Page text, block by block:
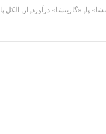
پا «گارینشا» درآورد از الکل پا